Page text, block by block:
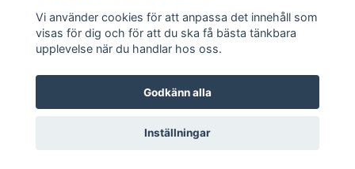
Köpvillkor Kontakt
© Copyright 2026 queerstore.se
Vi använder cookies för att anpassa det innehåll som
visas för dig och för att du ska få bästa tänkbara
upplevelse när du handlar hos oss.
Godkänn alla
Inställningar